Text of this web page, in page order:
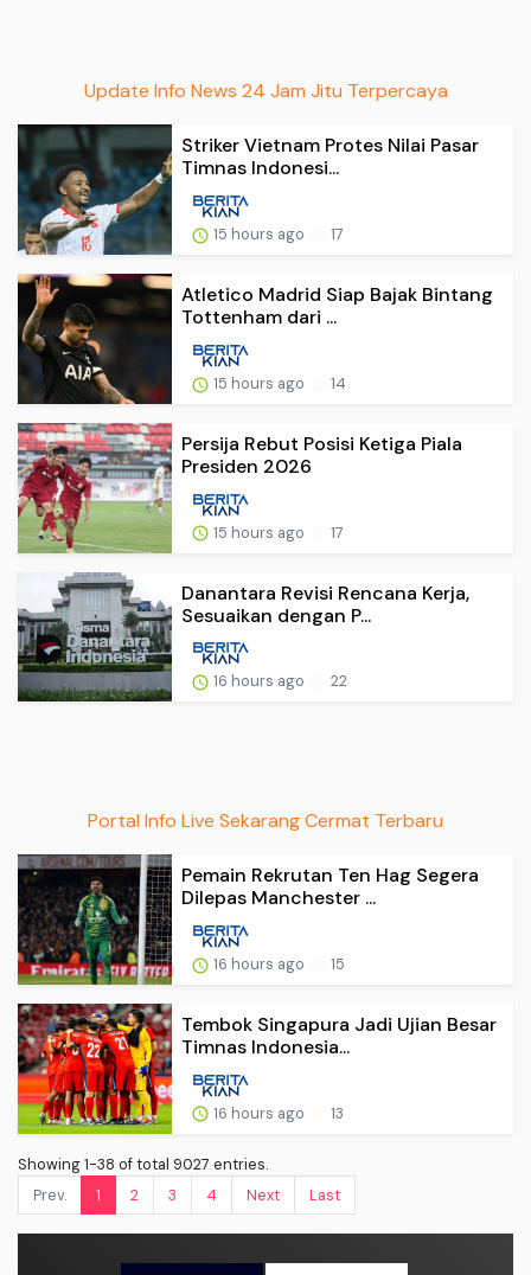
Update Info News 24 Jam Jitu Terpercaya
Striker Vietnam Protes Nilai Pasar
Timnas Indonesi...
15 hours ago 17
Atletico Madrid Siap Bajak Bintang
Tottenham dari ...
15 hours ago 14
Persija Rebut Posisi Ketiga Piala
Presiden 2026
15 hours ago 17
Danantara Revisi Rencana Kerja,
Sesuaikan dengan P...
16 hours ago 22
Portal Info Live Sekarang Cermat Terbaru
Pemain Rekrutan Ten Hag Segera
Dilepas Manchester ...
16 hours ago 15
Tembok Singapura Jadi Ujian Besar
Timnas Indonesia...
16 hours ago 13
Showing 1-38 of total 9027 entries.
Prev.
1 2 3 4 Next Last